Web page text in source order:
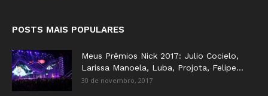
POSTS MAIS POPULARES
Meus Prêmios Nick 2017: Julio Cocielo,
Larissa Manoela, Luba, Projota, Felipe...
30 de novembro, 2017